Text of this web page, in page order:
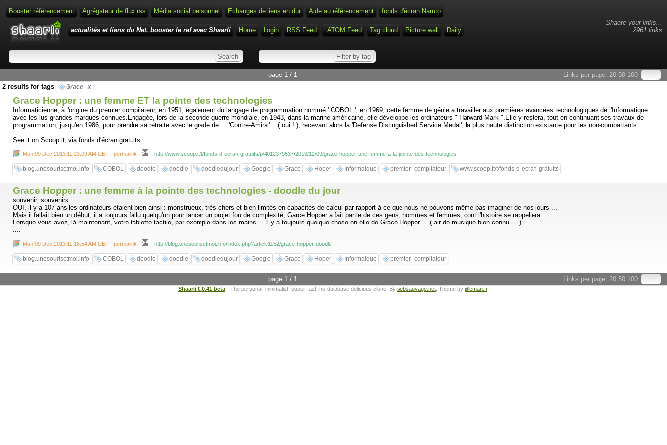
Booster référencement Agrégateur de flux rss Média social personnel Echanges de liens en dur Aide au référencement
fonds d'écran Naruto
Shaare your links...
2961 links
actualités et liens du Net, booster le ref avec Shaarli Home Login RSS Feed ATOM Feed Tag cloud Picture wall Daily
Links per page: 20 50 100
page 1 / 1
2 results for tags
Grace x
Grace Hopper : une femme ET la pointe des technologies
Informaticienne, à l'origine du premier compilateur, en 1951, également du langage de programmation nommé ' COBOL ', en 1969, cette femme de génie a travailler aux premières avancées technologiques de l'Informatique
avec les lus grandes marques connues.Engagée, lors de la seconde guerre mondiale, en 1943, dans la marine américaine, elle développe les ordinateurs " Harward Mark ".Elle y restera, tout en continuant ses travaux de
programmation, jusqu'en 1986, pour prendre sa retraite avec le grade de ... 'Contre-Amiral' .. ( oui ! ), recevant alors la 'Defense Distinguished Service Medal', la plus haute distinction existante pour les non-combattants
See it on Scoop.it, via fonds d'écran gratuits ...
Mon 09 Dec 2013 11:23:09 AM CET - permalink - - http://www.scoop.it/t/fonds-d-ecran-gratuits/p/4012379537/2013/12/09/grace-hopper-une-femme-a-la-pointe-des-technologies
blog.unesourisetmoi.info COBOL doodle doodle doodledujour Google Grace Hoper Informaique premier_compilateur www.scoop.it/t/fonds-d-ecran-gratuits
Grace Hopper : une femme à la pointe des technologies - doodle du jour
souvenir, souvenirs ...
OUI, il y a 107 ans les ordinateurs étaient bien ainsi : monstrueux, très chers et bien limités en capacités de calcul par rapport à ce que nous ne pouvons même pas imaginer de nos jours ...
Mais il fallait bien un début, il a toujours fallu quelqu'un pour lancer un projet fou de complexité, Garce Hopper a fait partie de ces gens, hommes et femmes, dont l'histoire se rappellera ...
Lorsque vous avez, là maintenant, votre tablette tactile, par exemple dans les mains ... il y a toujours quelque chose en elle de Grace Hopper ... ( air de musique bien connu ... )
....
Mon 09 Dec 2013 11:16:54 AM CET - permalink - - http://blog.unesourisetmoi.info/index.php?article1152/grace-hopper-doodle
blog.unesourisetmoi.info COBOL doodle doodle doodledujour Google Grace Hoper Informaique premier_compilateur
Links per page: 20 50 100
page 1 / 1
Shaarli 0.0.41 beta - The personal, minimalist, super-fast, no-database delicious clone. By sebsauvage.net . Theme by idleman.fr.